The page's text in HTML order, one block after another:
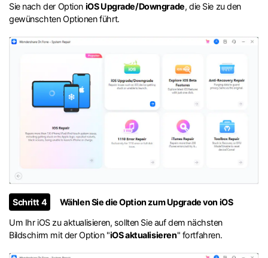
Sie nach der Option iOS Upgrade/Downgrade, die Sie zu den
gewünschten Optionen führt.
Schritt 4
Wählen Sie die Option zum Upgrade von iOS
Um Ihr iOS zu aktualisieren, sollten Sie auf dem nächsten
Bildschirm mit der Option "iOS aktualisieren" fortfahren.